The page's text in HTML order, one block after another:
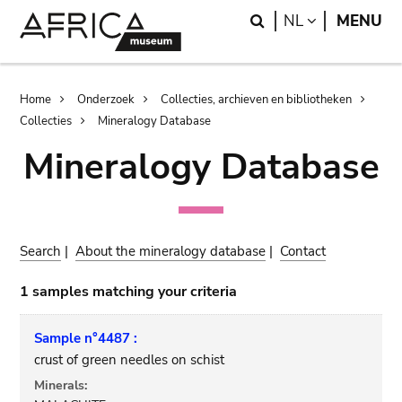
Search
NL LANGUAGE
MENU
Breadcrumb
Home Onderzoek
Collecties, archieven en bibliotheken
Collecties
Mineralogy Database
Mineralogy Database
Search |About the mineralogy database | Contact
1 samples matching your criteria
Sample n°4487 :
crust of green needles on schist
Minerals: